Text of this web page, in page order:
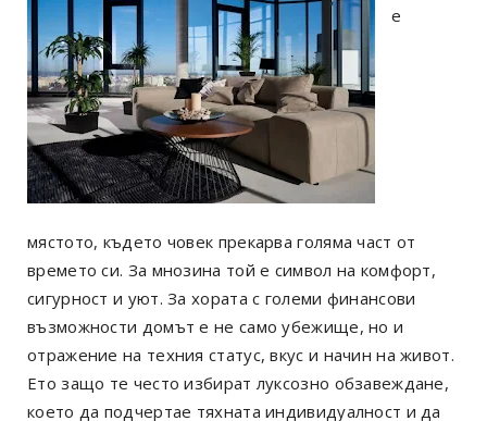
е
мястото, където човек прекарва голяма част от
времето си. За мнозина той е символ на комфорт,
сигурност и уют. За хората с големи финансови
възможности домът е не само убежище, но и
отражение на техния статус, вкус и начин на живот.
Ето защо те често избират луксозно обзавеждане,
което да подчертае тяхната индивидуалност и да